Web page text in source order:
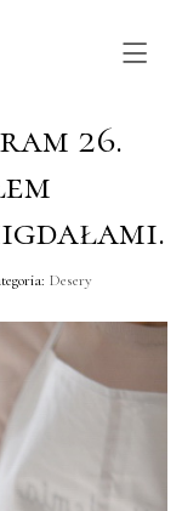
26.
Desery